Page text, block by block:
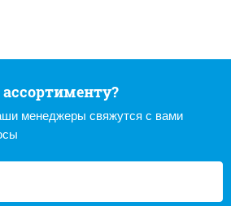
менеджеры свяжутся с вами